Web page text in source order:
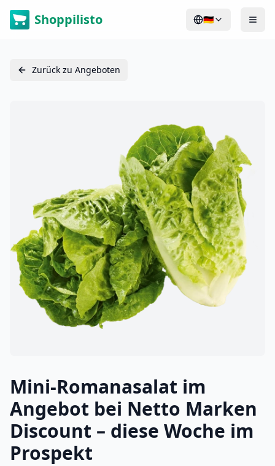
Shoppilisto 🇩🇪
Zurück zu Angeboten
Mini-Romanasalat im
Angebot bei Netto Marken
Discount – diese Woche im
Prospekt